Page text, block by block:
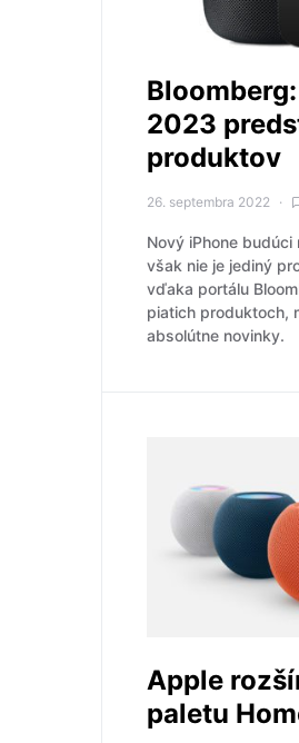
2023
produktov
26. septembra 2022
Nový iPhone budúci
však nie je jediný
vďaka portálu
piatich produktoch,
absolútne novinky.
Apple
paletu